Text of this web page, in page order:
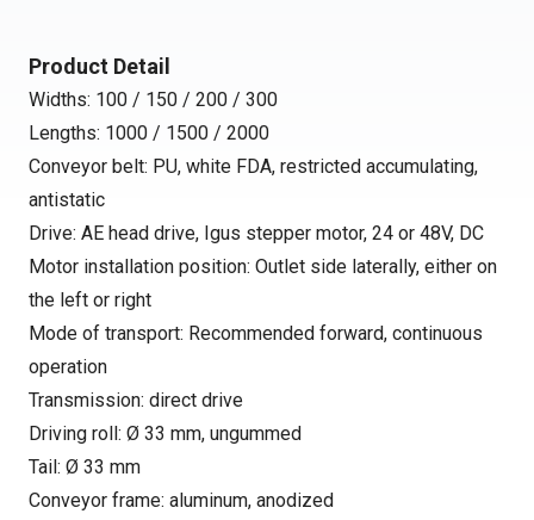
Product Detail
Widths: 100 / 150 / 200 / 300
Lengths: 1000 / 1500 / 2000
Conveyor belt: PU, white FDA, restricted accumulating,
antistatic
Drive: AE head drive, Igus stepper motor, 24 or 48V, DC
Motor installation position: Outlet side laterally, either on
the left or right
Mode of transport: Recommended forward, continuous
operation
Transmission: direct drive
Driving roll: Ø 33 mm, ungummed
Tail: Ø 33 mm
Conveyor frame: aluminum, anodized